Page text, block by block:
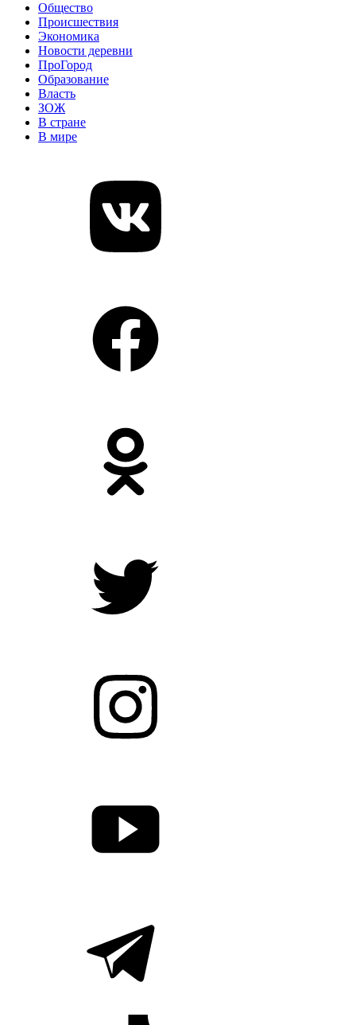
Общество
Происшествия
Экономика
Новости деревни
ПроГород
Образование
Власть
ЗОЖ
В стране
В мире